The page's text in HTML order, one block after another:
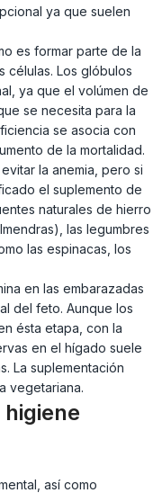
ya que suelen
es formar parte de la
células. Los glóbulos
ya que el volúmen de
se necesita para la
se asocia con
de la mortalidad.
la anemia, pero si
el suplemento de
naturales de hierro
las legumbres
las espinacas, los
en las embarazadas
del feto. Aunque los
ésta etapa, con la
en el hígado suele
La suplementación
vegetariana.
higiene
así como